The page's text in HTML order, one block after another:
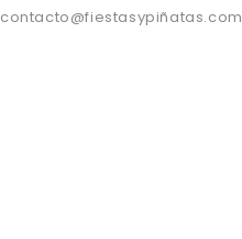
contacto@fiestasypiñatas.com